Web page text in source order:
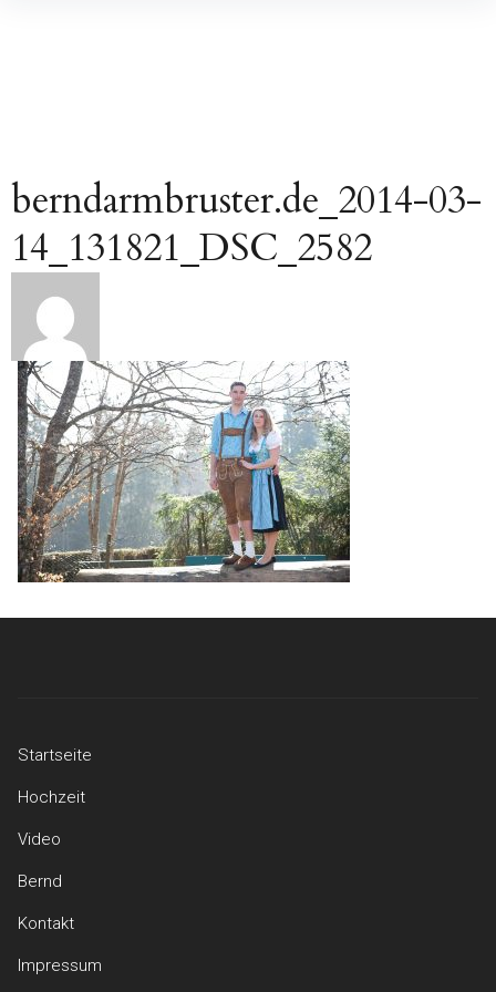
berndarmbruster.de_2014-03-
14_131821_DSC_2582
Beitragsnavigation
Startseite
Hochzeit
Video
Bernd
Kontakt
Impressum